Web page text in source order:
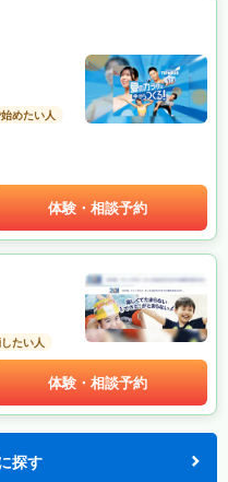
めたい人
体験・相談予約
たい人
体験・相談予約
探す